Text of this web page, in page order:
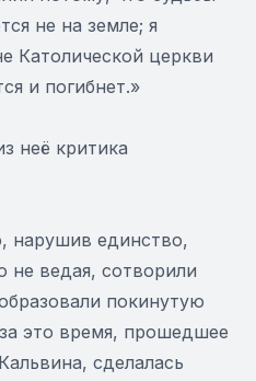
не на земле; я
Католической церкви
и погибнет.»
неё критика
нарушив единство,
не ведая, сотворили
покинутую
это время, прошедшее
сделалась